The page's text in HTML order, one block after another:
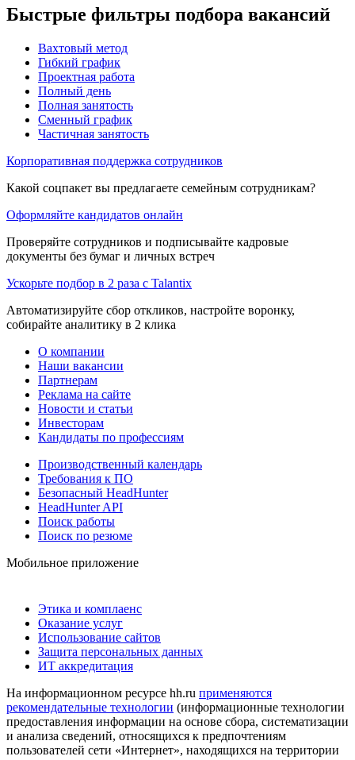
Быстрые фильтры подбора вакансий
Вахтовый метод
Гибкий график
Проектная работа
Полный день
Полная занятость
Сменный график
Частичная занятость
Корпоративная поддержка сотрудников
Какой соцпакет вы предлагаете семейным сотрудникам?
Оформляйте кандидатов онлайн
Проверяйте сотрудников и подписывайте кадровые
документы без бумаг и личных встреч
Ускорьте подбор в 2 раза с Talantix
Автоматизируйте сбор откликов, настройте воронку,
собирайте аналитику в 2 клика
О компании
Наши вакансии
Партнерам
Реклама на сайте
Новости и статьи
Инвесторам
Кандидаты по профессиям
Производственный календарь
Требования к ПО
Безопасный HeadHunter
HeadHunter API
Поиск работы
Поиск по резюме
Мобильное приложение
Этика и комплаенс
Оказание услуг
Использование сайтов
Защита персональных данных
ИТ аккредитация
На информационном ресурсе hh.ru применяются
рекомендательные технологии (информационные технологии
предоставления информации на основе сбора, систематизации
и анализа сведений, относящихся к предпочтениям
пользователей сети «Интернет», находящихся на территории